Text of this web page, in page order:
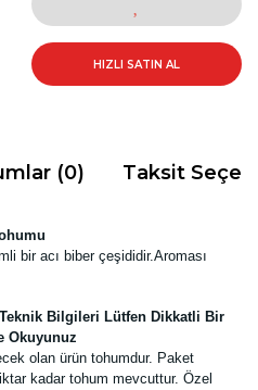
HIZLI SATIN AL
(0) Taksit
bir acı biber çeşididir.Aroması
Bilgileri Lütfen Dikkatli Bir
Okuyunuz
olan ürün tohumdur. Paket
kadar tohum mevcuttur. Özel